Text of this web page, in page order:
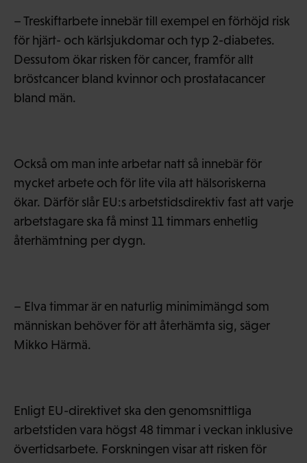
– Treskiftarbete innebär till exempel en förhöjd risk
för hjärt- och kärlsjukdomar och typ 2-diabetes.
Dessutom ökar risken för cancer, framför allt
bröstcancer bland kvinnor och prostatacancer
bland män.
Också om man inte arbetar natt så innebär för
mycket arbete och för lite vila att hälsoriskerna
ökar. Därför slår EU:s arbetstidsdirektiv fast att varje
arbetstagare ska få minst 11 timmars enhetlig
återhämtning per dygn.
– Elva timmar är en naturlig minimimängd som
människan behöver för att återhämta sig, säger
Mikko Härmä.
Enligt EU-direktivet ska den genomsnittliga
arbetstiden vara högst 48 timmar i veckan inklusive
övertidsarbete. Forskningen visar att risken för